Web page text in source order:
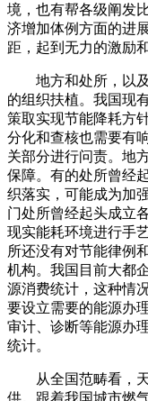
境，也有帮各级阐发
济增加体例方面的进
距，起到无力的激励
地方和处所，以及
的组织扶植。我国现
策取实现节能降耗方
分化和查核也需要有
关部分进行问责。地
保障。有的处所曾经
织落实，可能成为加
门处所曾经起头成立
现实能耗环境进行手
所还没有对节能律例
机构。我国目前大都
源消费统计，这种情
要设立需要的能源办
审计、诊断等能源办
统计。
从全国范畴看，天
供。跟着我国城市燃